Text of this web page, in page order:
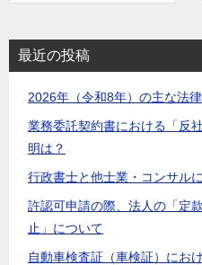
最近の投稿
2026年（令和8年）の主な法
業務委託契約書における「反
明は？
行政書士と他士業・コンサル
許認可申請の際、法人の「定
止」について
自動車検査証（車検証）にお